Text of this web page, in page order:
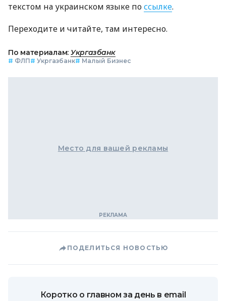
текстом на украинском языке поссылке.
Переходите и читайте, там интересно.
По материалам: Укргазбанк
# ФЛП# Укргазбанк# Малый Бизнес
Место для вашей рекламы
ПОДЕЛИТЬСЯ НОВОСТЬЮ
Коротко о главном за день в email